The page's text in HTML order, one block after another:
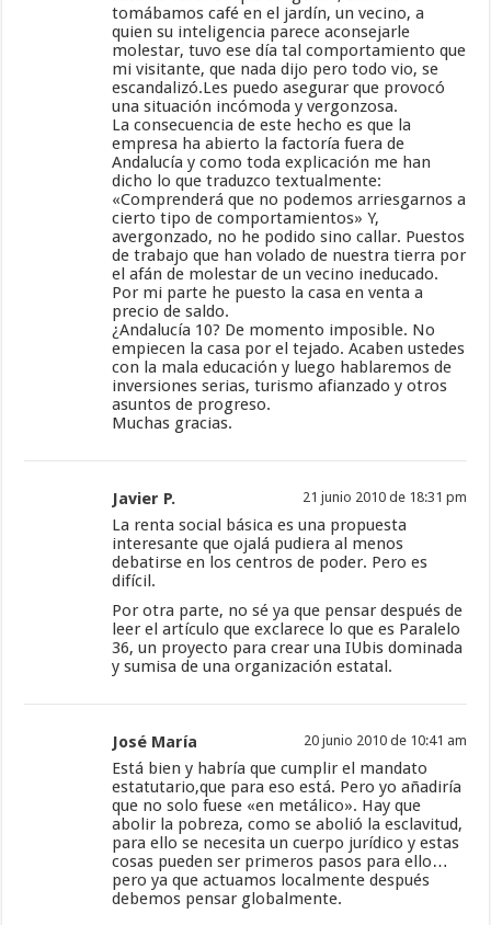
tomábamos café en el jardín, un vecino, a
quien su inteligencia parece aconsejarle
molestar, tuvo ese día tal comportamiento que
mi visitante, que nada dijo pero todo vio, se
escandalizó.Les puedo asegurar que provocó
una situación incómoda y vergonzosa.
La consecuencia de este hecho es que la
empresa ha abierto la factoría fuera de
Andalucía y como toda explicación me han
dicho lo que traduzco textualmente:
«Comprenderá que no podemos arriesgarnos a
cierto tipo de comportamientos» Y,
avergonzado, no he podido sino callar. Puestos
de trabajo que han volado de nuestra tierra por
el afán de molestar de un vecino ineducado.
Por mi parte he puesto la casa en venta a
precio de saldo.
¿Andalucía 10? De momento imposible. No
empiecen la casa por el tejado. Acaben ustedes
con la mala educación y luego hablaremos de
inversiones serias, turismo afianzado y otros
asuntos de progreso.
Muchas gracias.
Javier P. 21 junio 2010 de 18:31 pm
La renta social básica es una propuesta
interesante que ojalá pudiera al menos
debatirse en los centros de poder. Pero es
difícil.
Por otra parte, no sé ya que pensar después de
leer el artículo que exclarece lo que es Paralelo
36, un proyecto para crear una IUbis dominada
y sumisa de una organización estatal.
José María 20 junio 2010 de 10:41 am
Está bien y habría que cumplir el mandato
estatutario,que para eso está. Pero yo añadiría
que no solo fuese «en metálico». Hay que
abolir la pobreza, como se abolió la esclavitud,
para ello se necesita un cuerpo jurídico y estas
cosas pueden ser primeros pasos para ello…
pero ya que actuamos localmente después
debemos pensar globalmente.